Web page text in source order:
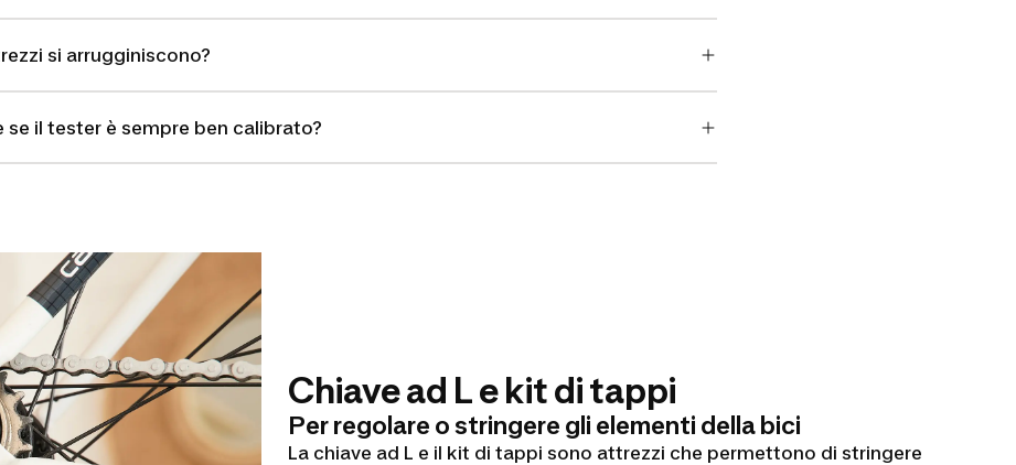
si arrugginiscono?
se il tester è sempre ben calibrato?
Chiave ad L e kit di tappi
Per regolare o stringere gli elementi della bici
La chiave ad L e il kit di tappi sono attrezzi che permettono di stringere